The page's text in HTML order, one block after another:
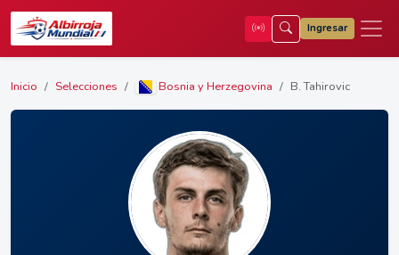
Ingresar
Inicio Selecciones Bosnia y Herzegovina B. Tahirovic